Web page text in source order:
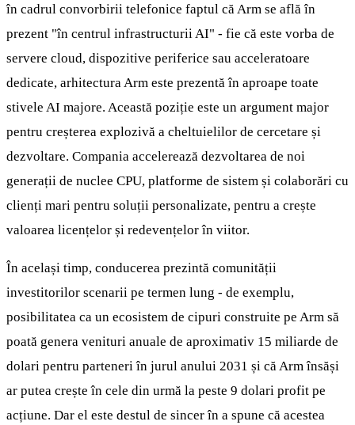
în cadrul convorbirii telefonice faptul că Arm se află în
prezent "în centrul infrastructurii AI" - fie că este vorba de
servere cloud, dispozitive periferice sau acceleratoare
dedicate, arhitectura Arm este prezentă în aproape toate
stivele AI majore. Această poziție este un argument major
pentru creșterea explozivă a cheltuielilor de cercetare și
dezvoltare. Compania accelerează dezvoltarea de noi
generații de nuclee CPU, platforme de sistem și colaborări cu
clienți mari pentru soluții personalizate, pentru a crește
valoarea licențelor și redevențelor în viitor.
În același timp, conducerea prezintă comunității
investitorilor scenarii pe termen lung - de exemplu,
posibilitatea ca un ecosistem de cipuri construite pe Arm să
poată genera venituri anuale de aproximativ 15 miliarde de
dolari pentru parteneri în jurul anului 2031 și că Arm însăși
ar putea crește în cele din urmă la peste 9 dolari profit pe
acțiune. Dar el este destul de sincer în a spune că acestea